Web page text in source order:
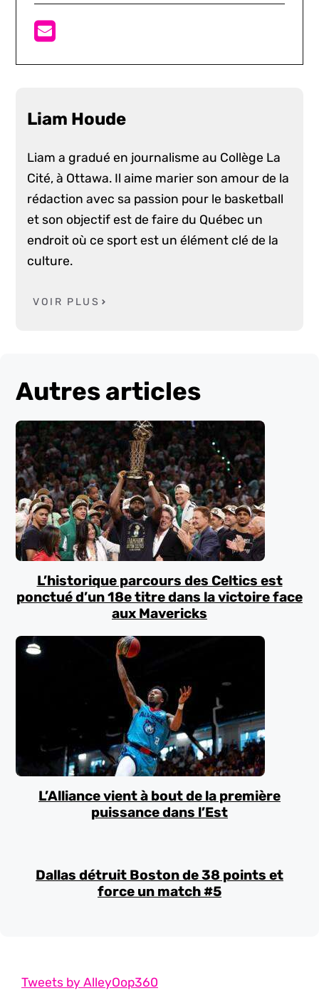
Liam Houde
Liam a gradué en journalisme au Collège La
Cité, à Ottawa. Il aime marier son amour de la
rédaction avec sa passion pour le basketball
et son objectif est de faire du Québec un
endroit où ce sport est un élément clé de la
culture.
VOIR PLUS
Autres articles
L’historique parcours des Celtics est
ponctué d’un 18e titre dans la victoire face
aux Mavericks
L’Alliance vient à bout de la première
puissance dans l’Est
Dallas détruit Boston de 38 points et
force un match #5
Tweets by AlleyOop360